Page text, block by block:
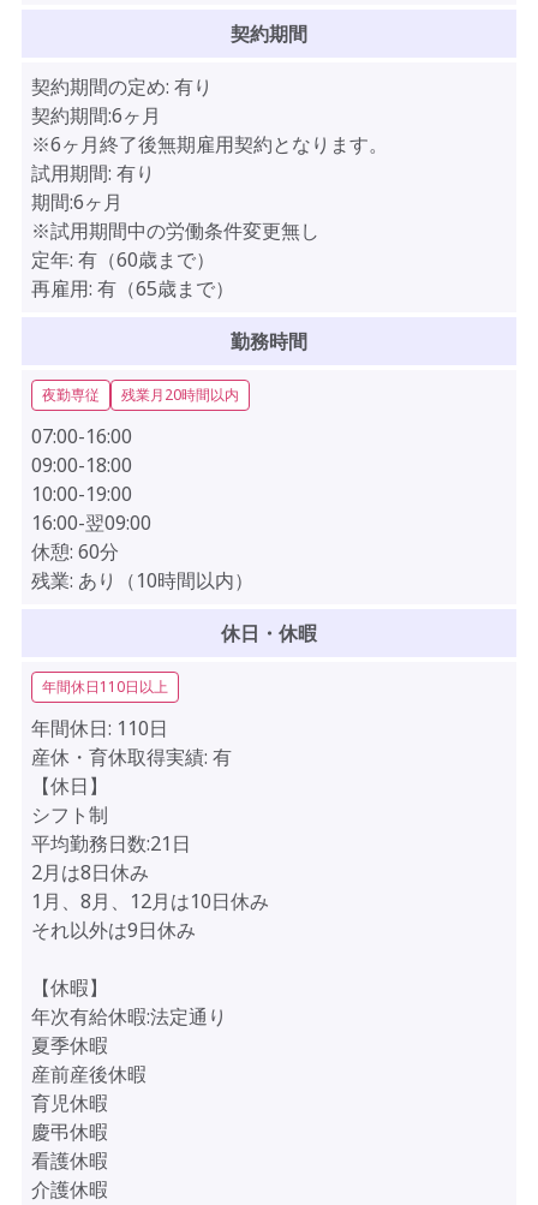
契約期間
契約期間の定め: 有り
契約期間:6ヶ月
※6ヶ月終了後無期雇用契約となります。
試用期間: 有り
期間:6ヶ月
※試用期間中の労働条件変更無し
定年: 有（60歳まで）
再雇用: 有（65歳まで）
勤務時間
夜勤専従 残業月20時間以内
07:00-16:00
09:00-18:00
10:00-19:00
16:00-翌09:00
休憩: 60分
残業: あり（10時間以内）
休日・休暇
年間休日110日以上
年間休日: 110日
産休・育休取得実績: 有
【休日】
シフト制
平均勤務日数:21日
2月は8日休み
1月、8月、12月は10日休み
それ以外は9日休み
【休暇】
年次有給休暇:法定通り
夏季休暇
産前産後休暇
育児休暇
慶弔休暇
看護休暇
介護休暇